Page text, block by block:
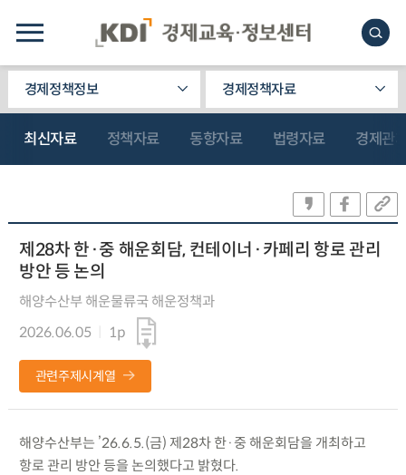
경제정책정보 경제정책자료
최신자료 정책자료 동향자료 법령자료 경제관
제28차 한·중 해운회담, 컨테이너·카페리 항로 관리
방안 등 논의
해양수산부 해운물류국 해운정책과
2026.06.05
1p
관련주제시계열
해양수산부는 ’26.6.5.(금) 제28차 한·중 해운회담을 개최하고
항로 관리 방안 등을 논의했다고 밝혔다.